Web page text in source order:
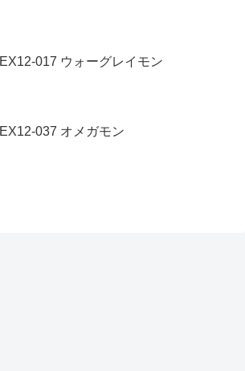
EX12-017 ウォーグレイモン
EX12-037 オメガモン